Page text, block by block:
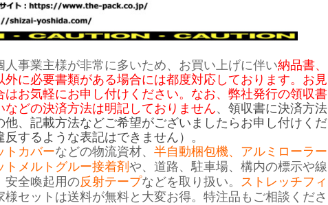
事業主様が非常に多いため、 お買い上げに伴い納品書、
外に必要書類がある場合には都度対応しております。 お見
お気軽にお申し付けください。なお、 弊社発行の領収書
どの決済方法は明記しておりません、領収書に決済方法
、記載方法などご希望がございましたらお申し付けくだ
するような表記はできません）。
トカバーなどの物流資材、 半自動梱包機、アルミローラー
トメルトグルー接着剤や、道路、駐車場、構内の標示や線
安全喚起用の反射テープなどを取り扱い。 ストレッチフィ
様セットは送料が無料と大変お得。特注品もご相談くださ